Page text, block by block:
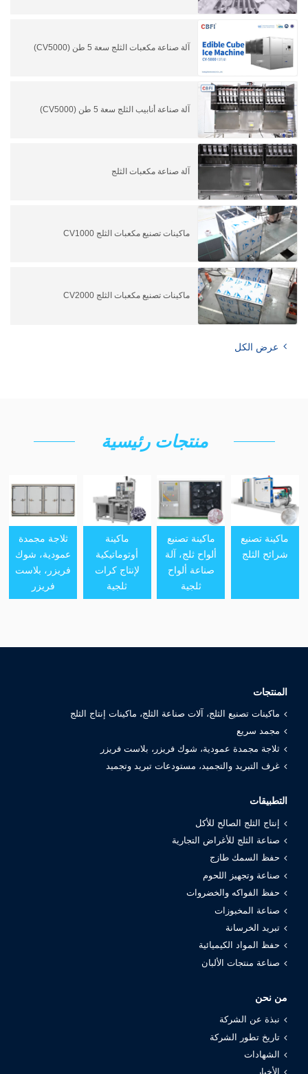
آلة صناعة مكعبات الثلج سعة 5 طن (CV5000)
آلة صناعة أنابيب الثلج سعة 5 طن (CV5000)
آلة صناعة مكعبات الثلج
ماكينات تصنيع مكعبات الثلج CV1000
ماكينات تصنيع مكعبات الثلج CV2000
عرض الكل
منتجات رئيسية
ماكينة تصنيع
شرائح الثلج
ماكينة تصنيع
ألواح ثلج، آلة
صناعة ألواح
ثلجية
ماكينة
أوتوماتيكية
لإنتاج كرات
ثلجية
ثلاجة مجمدة
عمودية، شوك
فريزر، بلاست
فريزر
المنتجات
ماكينات تصنيع الثلج، آلات صناعة الثلج، ماكينات إنتاج الثلج
مجمد سريع
ثلاجة مجمدة عمودية، شوك فريزر، بلاست فريزر
غرف التبريد والتجميد، مستودعات تبريد وتجميد
التطبيقات
إنتاج الثلج الصالح للأكل
صناعة الثلج للأغراض التجارية
حفظ السمك طازج
صناعة وتجهيز اللحوم
حفظ الفواكه والخضروات
صناعة المخبوزات
تبريد الخرسانة
حفظ المواد الكيميائية
صناعة منتجات الألبان
من نحن
نبذة عن الشركة
تاريخ تطور الشركة
الشهادات